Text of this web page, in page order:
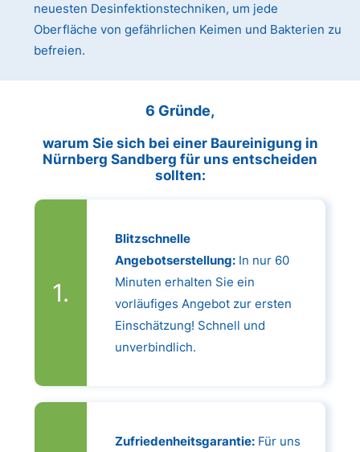
neuesten Desinfektionstechniken, um jede
Oberfläche von gefährlichen Keimen und Bakterien zu
befreien.
6 Gründe,
warum Sie sich bei einer Baureinigung in
Nürnberg Sandberg für uns entscheiden
sollten:
Blitzschnelle
Angebotserstellung:In nur 60
Minuten erhalten Sie ein
vorläufiges Angebot zur ersten
Einschätzung! Schnell und
unverbindlich.
Zufriedenheitsgarantie:Für uns